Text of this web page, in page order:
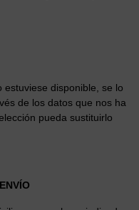
disponible, se lo
de los datos que nos ha
pueda sustituirlo